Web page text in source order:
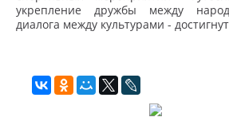
укрепление дружбы между
диалога между культурами -